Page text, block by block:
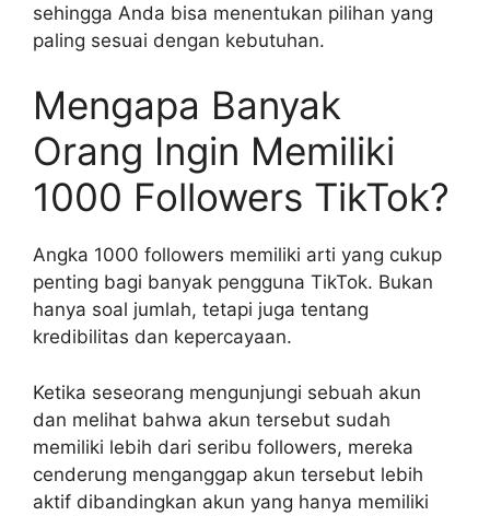
sehingga Anda bisa menentukan pilihan yang
paling sesuai dengan kebutuhan.
Mengapa Banyak
Orang Ingin Memiliki
1000 Followers TikTok?
Angka 1000 followers memiliki arti yang cukup
penting bagi banyak pengguna TikTok. Bukan
hanya soal jumlah, tetapi juga tentang
kredibilitas dan kepercayaan.
Ketika seseorang mengunjungi sebuah akun
dan melihat bahwa akun tersebut sudah
memiliki lebih dari seribu followers, mereka
cenderung menganggap akun tersebut lebih
aktif dibandingkan akun yang hanya memiliki